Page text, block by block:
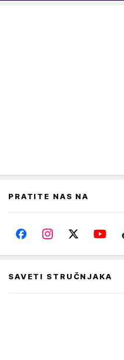
PRATITE NAS NA
SAVETI STRUČNJAKA